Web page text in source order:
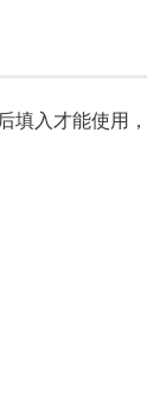
入才能使